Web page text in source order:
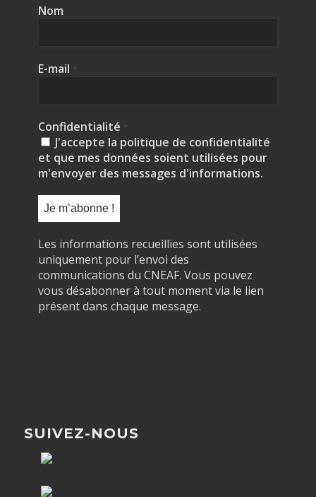
Nom
E-mail
Confidentialité
J'accepte la politique de confidentialité
et que mes données soient utilisées pour
m'envoyer des messages d'informations.
Les informations recueillies sont utilisées
uniquement pour l’envoi des
communications du CNEAF. Vous pouvez
vous désabonner à tout moment via le lien
présent dans chaque message.
SUIVEZ-NOUS